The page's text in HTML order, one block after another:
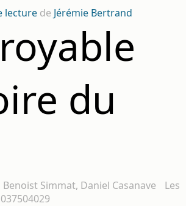
lecturede Jérémie Bertrand
du
Benoist Simmat, Daniel Casanave
Les